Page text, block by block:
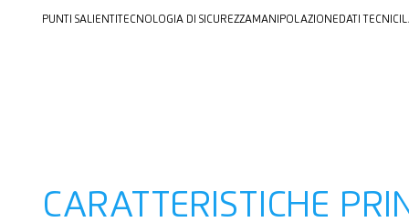
PUNTI SALIENTI TECNOLOGIA DI SICUREZZAMANIPOLAZIONEDATI TECNICI
CARATTERISTICHE